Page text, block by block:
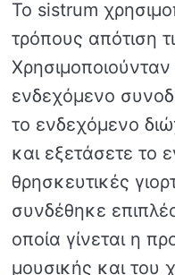
Το sistrum
τρόπους απότιση
Χρησιμοποιούνταν
ενδεχόμενο
το ενδεχόμενο
και εξετάσετε το
θρησκευτικές
συνδέθηκε
οποία γίνεται η
μουσικής και του